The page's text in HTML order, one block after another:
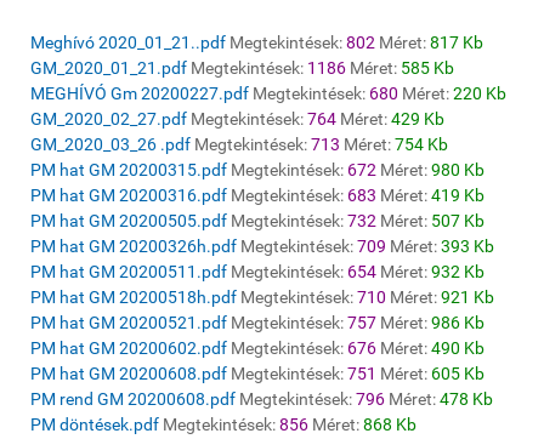
Meghívó 2020_01_21..pdf Megtekintések:802 Méret:817 Kb
GM_2020_01_21.pdf Megtekintések: 1186 Méret: 585 Kb
MEGHÍVÓ Gm 20200227.pdf Megtekintések: 680 Méret:220 Kb
GM_2020_02_27.pdf Megtekintések:764 Méret:429 Kb
GM_2020_03_26 .pdf Megtekintések:713 Méret:754 Kb
PM hat GM 20200315.pdf Megtekintések: 672 Méret:980 Kb
PM hat GM 20200316.pdf Megtekintések: 683 Méret:419 Kb
PM hat GM 20200505.pdf Megtekintések:732 Méret: 507 Kb
PM hat GM 20200326h.pdf Megtekintések:709 Méret:393 Kb
PM hat GM 20200511.pdf Megtekintések: 654 Méret:932 Kb
PM hat GM 20200518h.pdf Megtekintések:710 Méret:921 Kb
PM hat GM 20200521.pdf Megtekintések:757 Méret:986 Kb
PM hat GM 20200602.pdf Megtekintések: 676 Méret:490 Kb
PM hat GM 20200608.pdf Megtekintések:751 Méret: 605 Kb
PM rend GM 20200608.pdf Megtekintések:796 Méret:478 Kb
PM döntések.pdf Megtekintések:856 Méret:868 Kb